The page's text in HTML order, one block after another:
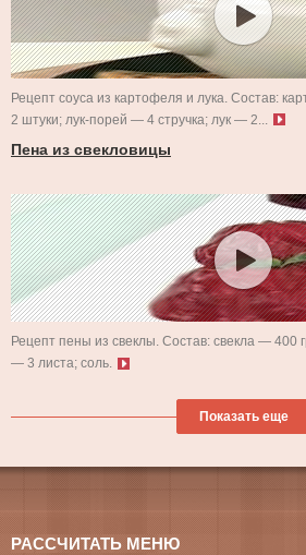
Рецепт соуса из картофеля и лука. Состав:
2 штуки; лук-порей — 4 стручка; лук — 2...
Пена из свекловицы
Рецепт пены из свеклы. Состав: свекла — 400
— 3 листа; соль.
Показать еще
РАССЧИТАТЬ МЕНЮ